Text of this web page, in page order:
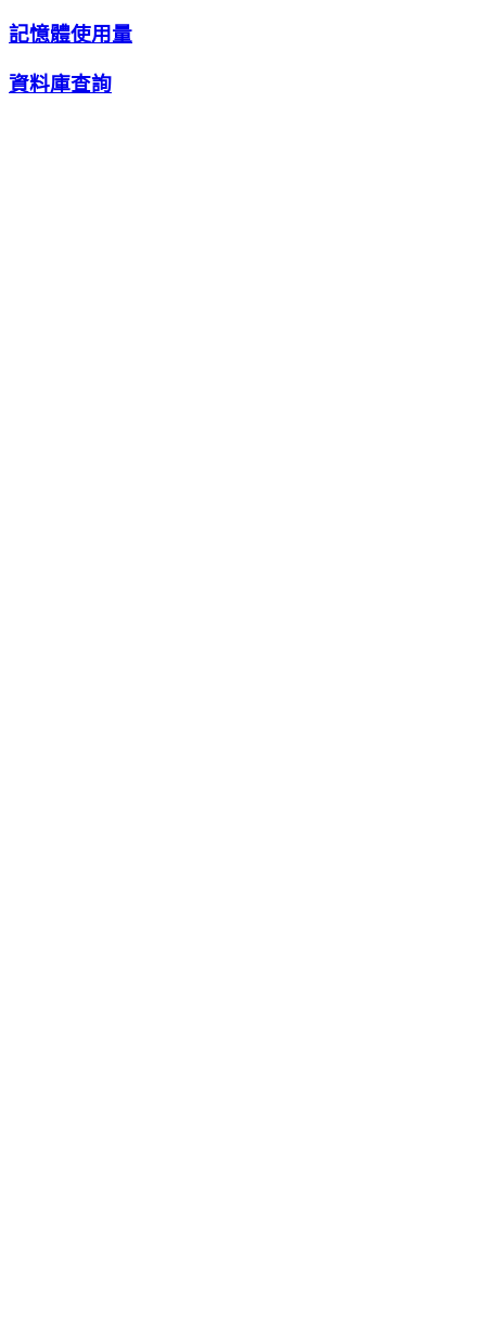
記憶體使用量
資料庫查詢